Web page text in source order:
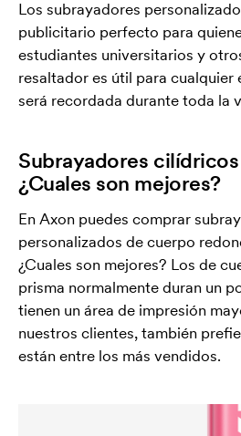
Los subrayadores
publicitario perfecto para
estudiantes universitarios y
resaltador es útil para cualquier
será recordada durante toda la
Subrayadores
¿Cuales son mejores?
En Axon puedes comprar
personalizados de cuerpo
¿Cuales son mejores? Los de
prisma normalmente duran un
tienen un área de impresión
nuestros clientes, también
están entre los más vendidos.